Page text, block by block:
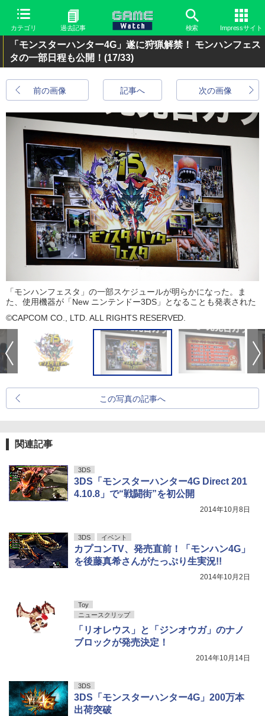
カテゴリ 過去記事 検索 Impressサイト
「モンスターハンター4G」遂に狩猟解禁！ モンハンフェス
タの一部日程も公開！ (17/33)
前の画像 次の画像
記事へ
「モンハンフェスタ」の一部スケジュールが明らかになった。ま
た、使用機器が「New ニンテンドー3DS」となることも発表された
©CAPCOM CO., LTD. ALL RIGHTS RESERVED.
この写真の記事へ
関連記事
3DS
3DS「モンスターハンター4G Direct 201
4.10.8」で“戦闘街”を初公開
2014年10月8日
3DS イベント
カプコンTV、発売直前！「モンハン4G」
を後藤真希さんがたっぷり生実況!!
2014年10月2日
Toy
ニュースクリップ
「リオレウス」と「ジンオウガ」のナノ
ブロックが発売決定！
2014年10月14日
3DS
3DS「モンスターハンター4G」200万本
出荷突破